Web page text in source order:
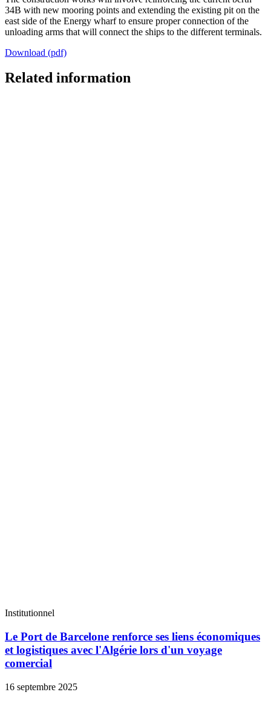
34B with new mooring points and extending the existing pit on the
east side of the Energy wharf to ensure proper connection of the
unloading arms that will connect the ships to the different terminals.
Download (pdf)
Related information
Institutionnel
Le Port de Barcelone renforce ses liens économiques
et logistiques avec l'Algérie lors d'un voyage
comercial
16 septembre 2025